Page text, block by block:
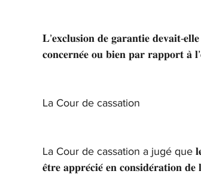
𝐋’𝐞𝐱𝐜𝐥𝐮𝐬𝐢𝐨𝐧 𝐝𝐞 𝐠𝐚𝐫𝐚𝐧𝐭𝐢𝐞 𝐝𝐞𝐯𝐚𝐢𝐭-
𝐜𝐨𝐧𝐜𝐞𝐫𝐧𝐞́𝐞 𝐨𝐮 𝐛𝐢𝐞𝐧 𝐩𝐚𝐫 𝐫𝐚𝐩𝐩𝐨𝐫𝐭 𝐚̀
La Cour de cassation
La Cour de cassation a jugé que 𝐥𝐞
𝐞̂𝐭𝐫𝐞 𝐚𝐩𝐩𝐫𝐞́𝐜𝐢𝐞́ 𝐞𝐧 𝐜𝐨𝐧𝐬𝐢𝐝𝐞́𝐫𝐚𝐭𝐢𝐨𝐧